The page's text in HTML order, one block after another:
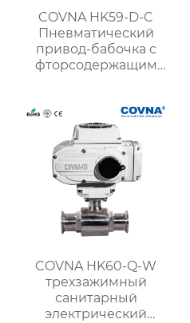
COVNA HK59-D-C
Пневматический
привод-бабочка с
фторсодержащим
COVNA HK60-Q-W
трехзажимный
санитарный
электрический